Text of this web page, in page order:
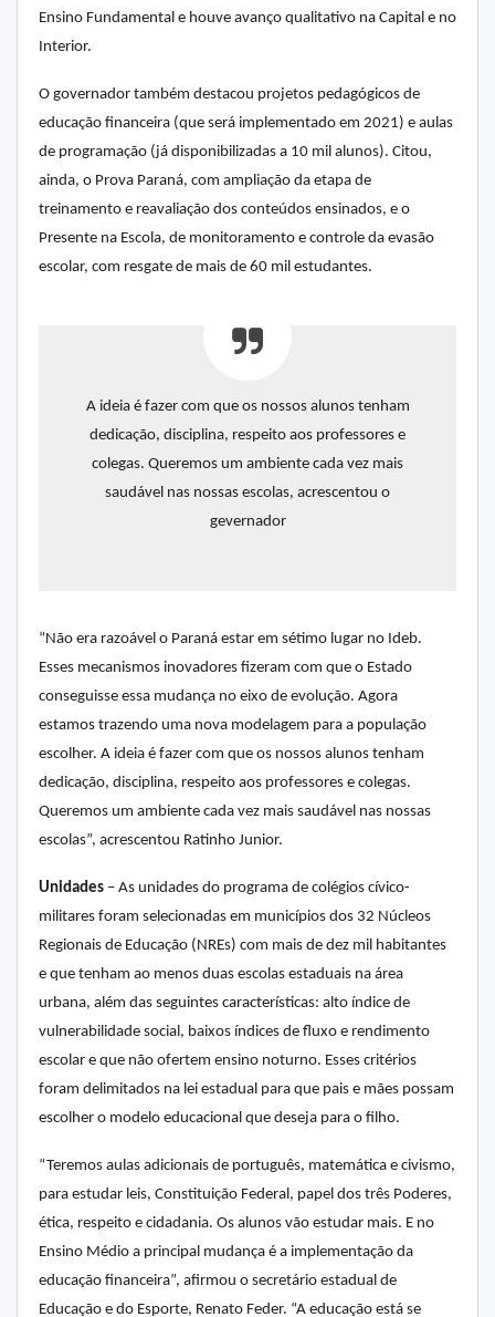
Ensino Fundamental e houve avanço qualitativo na Capital e no
Interior.
O governador também destacou projetos pedagógicos de
educação financeira (que será implementado em 2021) e aulas
de programação (já disponibilizadas a 10 mil alunos). Citou,
ainda, o Prova Paraná, com ampliação da etapa de
treinamento e reavaliação dos conteúdos ensinados, e o
Presente na Escola, de monitoramento e controle da evasão
escolar, com resgate de mais de 60 mil estudantes.
A ideia é fazer com que os nossos alunos tenham
dedicação, disciplina, respeito aos professores e
colegas. Queremos um ambiente cada vez mais
saudável nas nossas escolas, acrescentou o
gevernador
“Não era razoável o Paraná estar em sétimo lugar no Ideb.
Esses mecanismos inovadores fizeram com que o Estado
conseguisse essa mudança no eixo de evolução. Agora
estamos trazendo uma nova modelagem para a população
escolher. A ideia é fazer com que os nossos alunos tenham
dedicação, disciplina, respeito aos professores e colegas.
Queremos um ambiente cada vez mais saudável nas nossas
escolas”, acrescentou Ratinho Junior.
Unidades – As unidades do programa de colégios cívico-
militares foram selecionadas em municípios dos 32 Núcleos
Regionais de Educação (NREs) com mais de dez mil habitantes
e que tenham ao menos duas escolas estaduais na área
urbana, além das seguintes características: alto índice de
vulnerabilidade social, baixos índices de fluxo e rendimento
escolar e que não ofertem ensino noturno. Esses critérios
foram delimitados na lei estadual para que pais e mães possam
escolher o modelo educacional que deseja para o filho.
“Teremos aulas adicionais de português, matemática e civismo,
para estudar leis, Constituição Federal, papel dos três Poderes,
ética, respeito e cidadania. Os alunos vão estudar mais. E no
Ensino Médio a principal mudança é a implementação da
educação financeira”, afirmou o secretário estadual de
Educação e do Esporte, Renato Feder. “A educação está se